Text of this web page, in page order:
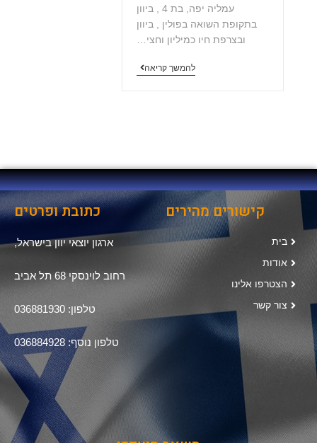
עמליה יפה, בת 4 , ביוון
בתקופת השואה בפולין , ביוון
ובצרפת חיו כמיליון וחצי…
להמשך קריאה
קישורים מהירים
בית
אודות
הצטרפו אלינו
צור קשר
כתובת ופרטים
ארגון יוצאי יוון בישראל,
רחוב לוינסקי 68 תל אביב
טלפון: 036881930
טלפון נוסף: 036884928